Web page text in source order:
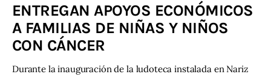
ENTREGAN APOYOS ECONÓMICOS
A FAMILIAS DE NIÑAS Y NIÑOS
CON CÁNCER
Durante la inauguración de la ludoteca instalada en Nariz